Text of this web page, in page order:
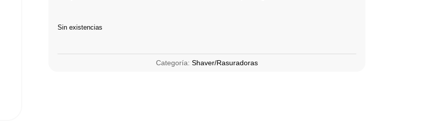
Sin existencias
Categoría:Shaver/Rasuradoras